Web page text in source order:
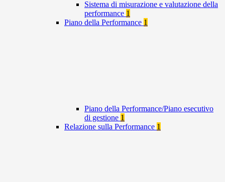
Sistema di misurazione e valutazione della
performance 1
Piano della Performance 1
Piano della Performance/Piano esecutivo
di gestione 1
Relazione sulla Performance 1